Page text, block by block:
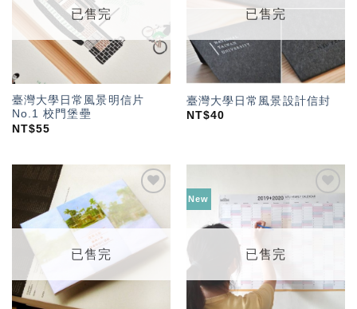
已售完
臺灣大學日常風景明信片
No.1 校門堡壘
NT$55
已售完
臺灣大學日常風景設計信封
NT$40
加入
「願
望輕
單」
已售完
New
加入
「願
望輕
已售完